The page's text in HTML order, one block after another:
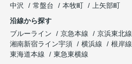
中沢
常盤台 本牧町
上矢部町
沿線から探す
ブルーライン
京急本線 京浜東北線
湘南新宿ライン宇須
横浜線 根岸線
東海道本線
東急東横線